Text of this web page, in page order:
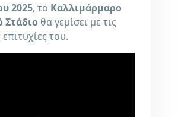
2025, το Καλλιμάρμαρο
Στάδιο θα γεμίσει με τις
του.